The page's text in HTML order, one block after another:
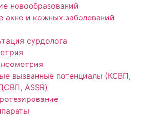
новообразований
акне и кожных заболеваний
сурдолога
вызванные потенциалы (КСВП,
ASSR)